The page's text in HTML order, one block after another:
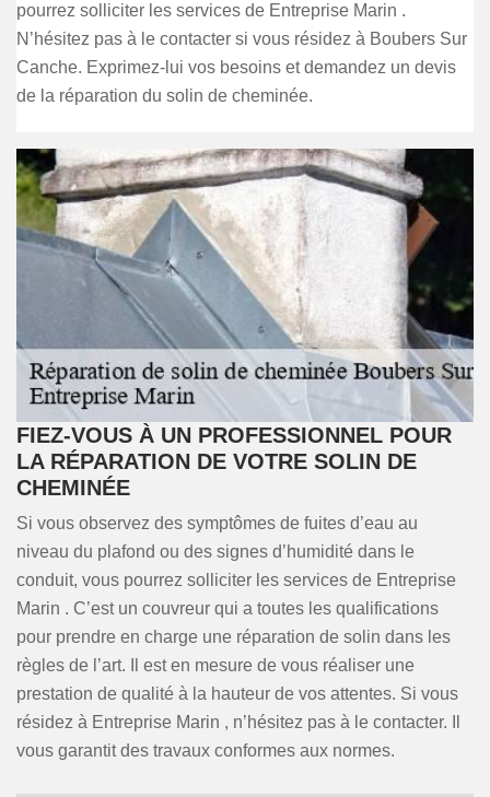
pourrez solliciter les services de Entreprise Marin .
N’hésitez pas à le contacter si vous résidez à Boubers Sur
Canche. Exprimez-lui vos besoins et demandez un devis
de la réparation du solin de cheminée.
FIEZ-VOUS À UN PROFESSIONNEL POUR
LA RÉPARATION DE VOTRE SOLIN DE
CHEMINÉE
Si vous observez des symptômes de fuites d’eau au
niveau du plafond ou des signes d’humidité dans le
conduit, vous pourrez solliciter les services de Entreprise
Marin . C’est un couvreur qui a toutes les qualifications
pour prendre en charge une réparation de solin dans les
règles de l’art. Il est en mesure de vous réaliser une
prestation de qualité à la hauteur de vos attentes. Si vous
résidez à Entreprise Marin , n’hésitez pas à le contacter. Il
vous garantit des travaux conformes aux normes.